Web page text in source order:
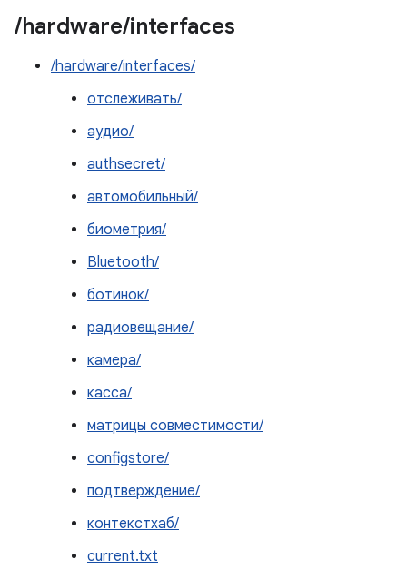
/hardware/interfaces
/hardware/interfaces/
отслеживать/
аудио/
authsecret/
автомобильный/
биометрия/
Bluetooth/
ботинок/
радиовещание/
камера/
касса/
матрицы совместимости/
configstore/
подтверждение/
контекстхаб/
current.txt